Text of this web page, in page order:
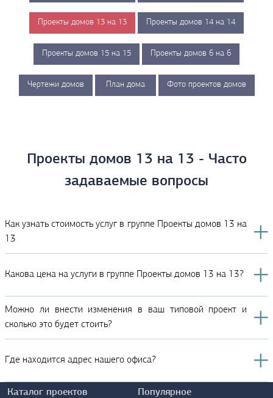
Проекты домов 13 на 13 Проекты домов 14 на 14
Проекты домов 15 на 15 Проекты домов 6 на 6
Чертежи домов План дома Фото проектов домов
Проекты домов 13 на 13 - Часто
задаваемые вопросы
Как узнать стоимость услуг в группе Проекты домов 13 на
13
Какова цена на услуги в группе Проекты домов 13 на 13?
Можно ли внести изменения в ваш типовой проект и
сколько это будет стоить?
Где находится адрес нашего офиса?
Каталог проектов Популярное